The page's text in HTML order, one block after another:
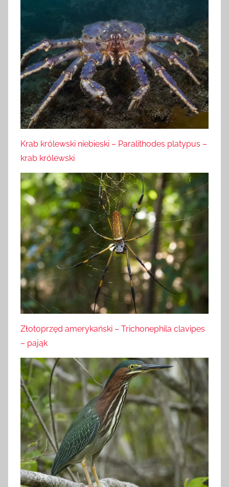
Krab królewski niebieski – Paralithodes platypus –
krab królewski
Złotoprzęd amerykański – Trichonephila clavipes
– pająk